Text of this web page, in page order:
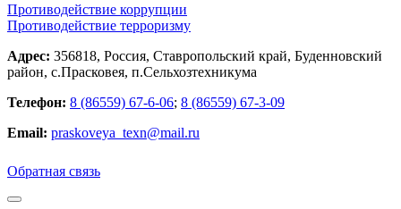
Противодействие коррупции
Противодействие терроризму
Адрес: 356818, Россия, Ставропольский край, Буденновский
район, с.Прасковея, п.Сельхозтехникума
Телефон: 8 (86559) 67-6-06; 8 (86559) 67-3-09
Email: praskoveya_texn@mail.ru
Обратная связь